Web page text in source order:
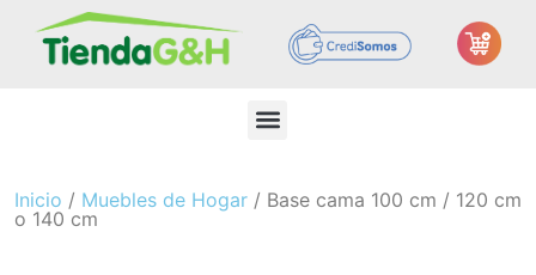
Inicio / Muebles de Hogar / Base cama 100 cm / 120 cm
o 140 cm